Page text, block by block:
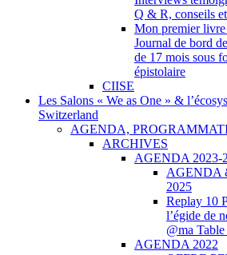
Q & R, conseils
Mon premier
Journal de bord
de 17 mois sous
épistolaire
CIISE
Les Salons « We as One » &
Switzerland
AGENDA,
ARCHIVES
AGENDA 2023-
AGENDA
2025
Replay 10
l’égide de
@ma
AGENDA 2022